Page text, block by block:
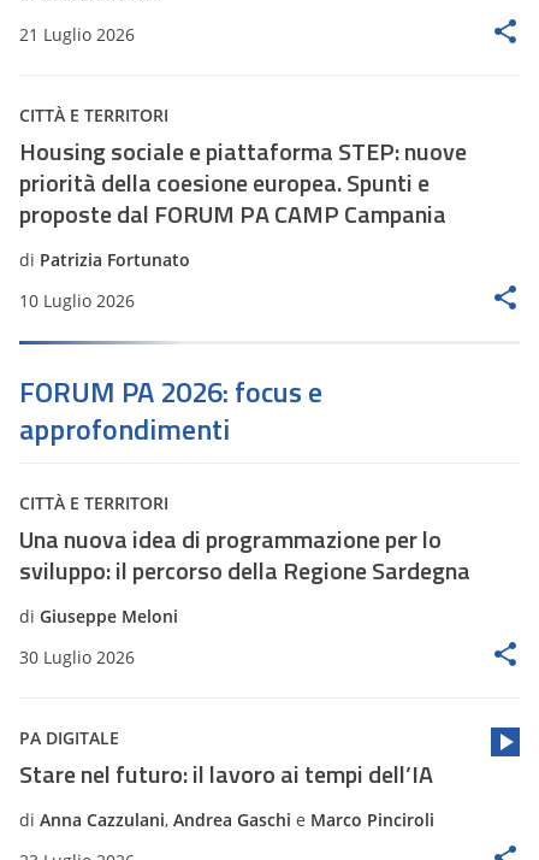
21 Luglio 2026
CITTÀ E TERRITORI
Housing sociale e piattaforma STEP: nuove
priorità della coesione europea. Spunti e
proposte dal FORUM PA CAMP Campania
di Patrizia Fortunato
10 Luglio 2026
FORUM PA 2026: focus e
approfondimenti
CITTÀ E TERRITORI
Una nuova idea di programmazione per lo
sviluppo: il percorso della Regione Sardegna
di Giuseppe Meloni
30 Luglio 2026
PA DIGITALE
Stare nel futuro: il lavoro ai tempi dell’IA
di Anna Cazzulani, Andrea Gaschi e Marco Pinciroli